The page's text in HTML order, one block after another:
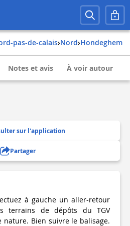
pas-de-calais› nord› hondeghem
Notes et avis À voir autour
sur l'application
Partager
à gauche un aller-retour
terrains de dépôts du TGV
nature. Bien suivre le balisage.